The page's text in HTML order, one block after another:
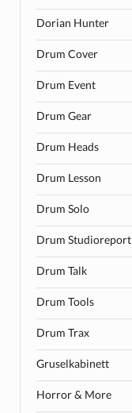
Dorian Hunter
Drum Cover
Drum Event
Drum Gear
Drum Heads
Drum Lesson
Drum Solo
Drum Studioreport
Drum Talk
Drum Tools
Drum Trax
Gruselkabinett
Horror & More